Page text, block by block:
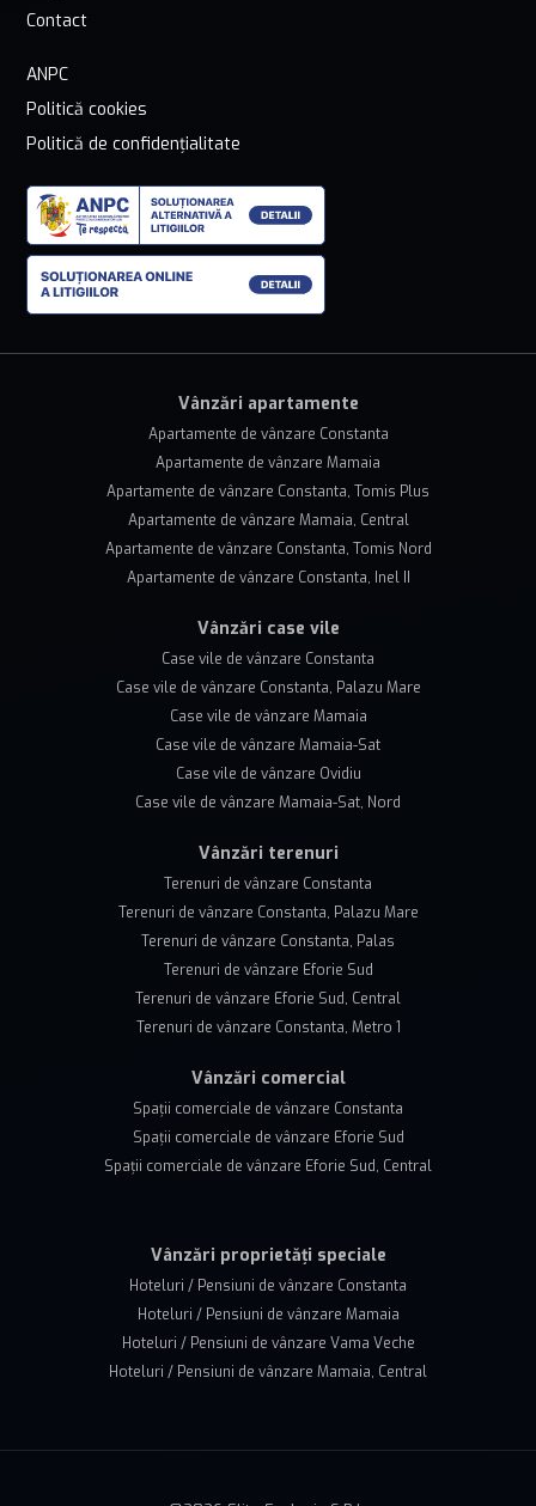
Contact
ANPC
Politică cookies
Politică de confidențialitate
Vânzări apartamente
Apartamente de vânzare Constanta
Apartamente de vânzare Mamaia
Apartamente de vânzare Constanta, Tomis Plus
Apartamente de vânzare Mamaia, Central
Apartamente de vânzare Constanta, Tomis Nord
Apartamente de vânzare Constanta, Inel II
Vânzări case vile
Case vile de vânzare Constanta
Case vile de vânzare Constanta, Palazu Mare
Case vile de vânzare Mamaia
Case vile de vânzare Mamaia-Sat
Case vile de vânzare Ovidiu
Case vile de vânzare Mamaia-Sat, Nord
Vânzări terenuri
Terenuri de vânzare Constanta
Terenuri de vânzare Constanta, Palazu Mare
Terenuri de vânzare Constanta, Palas
Terenuri de vânzare Eforie Sud
Terenuri de vânzare Eforie Sud, Central
Terenuri de vânzare Constanta, Metro 1
Vânzări comercial
Spații comerciale de vânzare Constanta
Spații comerciale de vânzare Eforie Sud
Spații comerciale de vânzare Eforie Sud, Central
Vânzări proprietăți speciale
Hoteluri / Pensiuni de vânzare Constanta
Hoteluri / Pensiuni de vânzare Mamaia
Hoteluri / Pensiuni de vânzare Vama Veche
Hoteluri / Pensiuni de vânzare Mamaia, Central